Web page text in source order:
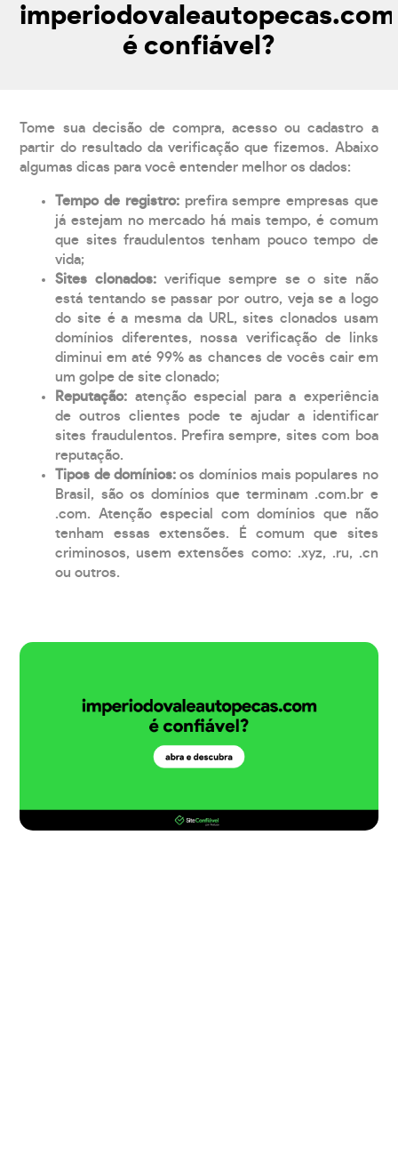
imperiodovaleautopecas.com
é confiável?
Tome sua decisão de compra, acesso ou cadastro a
partir do resultado da verificação que fizemos. Abaixo
algumas dicas para você entender melhor os dados:
Tempo de registro: prefira sempre empresas que
já estejam no mercado há mais tempo, é comum
que sites fraudulentos tenham pouco tempo de
vida;
Sites clonados: verifique sempre se o site não
está tentando se passar por outro, veja se a logo
do site é a mesma da URL, sites clonados usam
domínios diferentes, nossa verificação de links
diminui em até 99% as chances de vocês cair em
um golpe de site clonado;
Reputação: atenção especial para a experiência
de outros clientes pode te ajudar a identificar
sites fraudulentos. Prefira sempre, sites com boa
reputação.
Tipos de domínios:os domínios mais populares no
Brasil, são os domínios que terminam .com.br e
.com. Atenção especial com domínios que não
tenham essas extensões. É comum que sites
criminosos, usem extensões como: .xyz, .ru, .cn
ou outros.